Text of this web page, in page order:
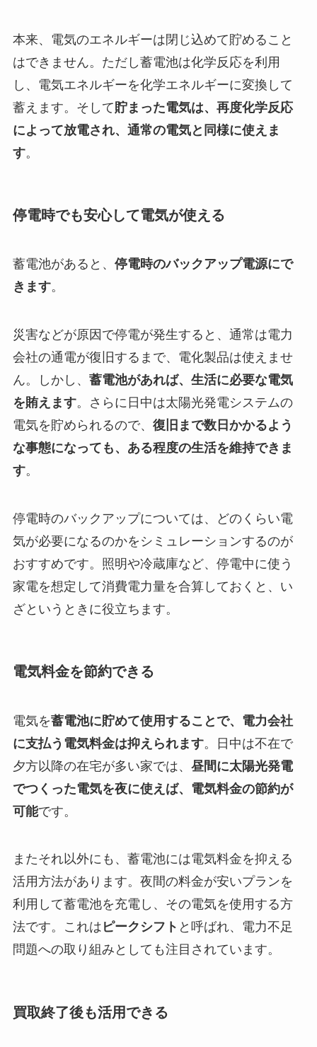
本来、電気のエネルギーは閉じ込めて貯めること
はできません。ただし蓄電池は化学反応を利用
し、電気エネルギーを化学エネルギーに変換して
蓄えます。そして貯まった電気は、再度化学反応
によって放電され、通常の電気と同様に使えま
す。
停電時でも安心して電気が使える
蓄電池があると、 停電時のバックアップ電源にで
きます。
災害などが原因で停電が発生すると、通常は電力
会社の通電が復旧するまで、電化製品は使えませ
ん。しかし、 蓄電池があれば、生活に必要な電気
を賄えます。さらに日中は太陽光発電システムの
電気を貯められるので、 復旧まで数日かかるよう
な事態になっても、ある程度の生活を維持できま
す。
停電時のバックアップについては、どのくらい電
気が必要になるのかをシミュレーションするのが
おすすめです。照明や冷蔵庫など、停電中に使う
家電を想定して消費電力量を合算しておくと、い
ざというときに役立ちます。
電気料金を節約できる
電気を蓄電池に貯めて使用することで、電力会社
に支払う電気料金は抑えられます。日中は不在で
夕方以降の在宅が多い家では、 昼間に太陽光発電
でつくった電気を夜に使えば、電気料金の節約が
可能です。
またそれ以外にも、蓄電池には電気料金を抑える
活用方法があります。夜間の料金が安いプランを
利用して蓄電池を充電し、その電気を使用する方
法です。これは ピークシフト と呼ばれ、電力不足
問題への取り組みとしても注目されています。
買取終了後も活用できる